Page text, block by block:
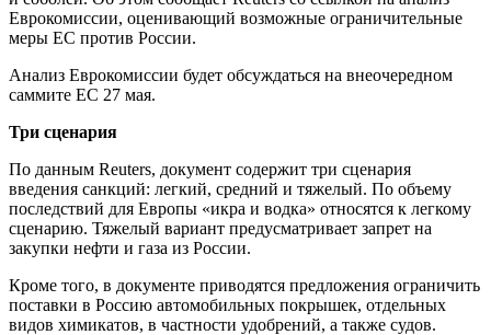
Еврокомиссии, оценивающий возможные ограничительные
меры ЕС против России.
Анализ Еврокомиссии будет обсуждаться на внеочередном
саммите ЕС 27 мая.
Три сценария
По данным Reuters, документ содержит три сценария
введения санкций: легкий, средний и тяжелый. По объему
последствий для Европы «икра и водка» относятся к легкому
сценарию. Тяжелый вариант предусматривает запрет на
закупки нефти и газа из России.
Кроме того, в документе приводятся предложения ограничить
поставки в Россию автомобильных покрышек, отдельных
видов химикатов, в частности удобрений, а также судов.